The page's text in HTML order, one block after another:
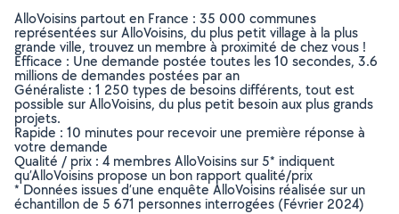
AlloVoisins partout en France : 35 000 communes
représentées sur AlloVoisins, du plus petit village à la plus
grande ville, trouvez un membre à proximité de chez vous !
Efficace : Une demande postée toutes les 10 secondes, 3.6
millions de demandes postées par an
Généraliste : 1 250 types de besoins différents, tout est
possible sur AlloVoisins, du plus petit besoin aux plus grands
projets.
Rapide : 10 minutes pour recevoir une première réponse à
votre demande
Qualité / prix : 4 membres AlloVoisins sur 5* indiquent
qu’AlloVoisins propose un bon rapport qualité/prix
* Données issues d’une enquête AlloVoisins réalisée sur un
échantillon de 5 671 personnes interrogées (Février 2024)